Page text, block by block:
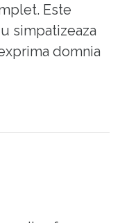
Este
simpatizeaza
domnia
acest lucru.
anii '50", ca sa
2-3 imbecili
si ca ar
om inteligent